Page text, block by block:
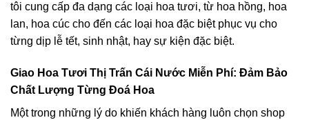
tôi cung cấp đa dạng các loại hoa tươi, từ hoa hồng, hoa
lan, hoa cúc cho đến các loại hoa đặc biệt phục vụ cho
từng dịp lễ tết, sinh nhật, hay sự kiện đặc biệt.
Giao Hoa Tươi Thị Trấn Cái Nước Miễn Phí: Đảm Bảo
Chất Lượng Từng Đoá Hoa
Một trong những lý do khiến khách hàng luôn chọn shop